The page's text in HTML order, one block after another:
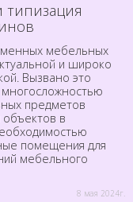
типизация
мебельных
и широко
Вызвано это
предметов
в
помещения для
мебельного
8 мая 2024г.